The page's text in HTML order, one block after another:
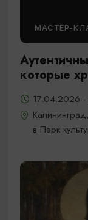
МАСТЕР-
которые
17.04.2026
в Парк